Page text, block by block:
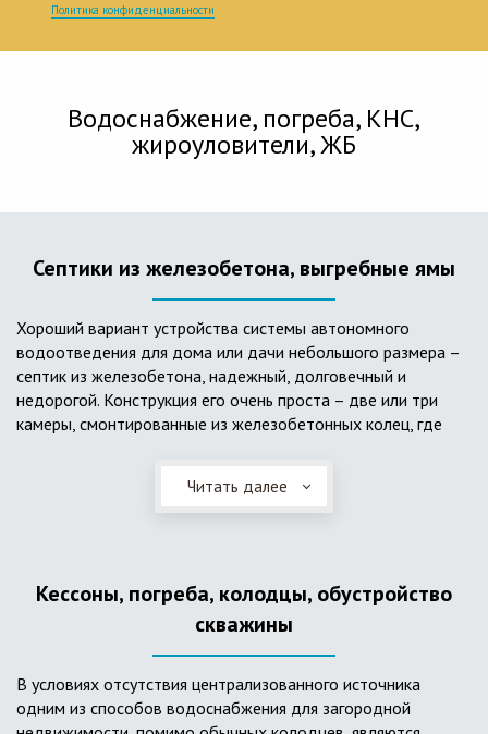
Политика конфиденциальности
Водоснабжение, погреба, КНС,
жироуловители, ЖБ
Септики из железобетона, выгребные ямы
Хороший вариант устройства системы автономного
водоотведения для дома или дачи небольшого размера –
септик из железобетона, надежный, долговечный и
недорогой. Конструкция его очень проста – две или три
камеры, смонтированные из железобетонных колец, где
слой дренажа, устроенный из щебня и песка. Для септика
требуется только очищение через определенное время
большую прочность по сравнению с пластиковыми
Читать далее
Кессоны, погреба, колодцы, обустройство
скважины
В условиях отсутствия централизованного источника
одним из способов водоснабжения для загородной